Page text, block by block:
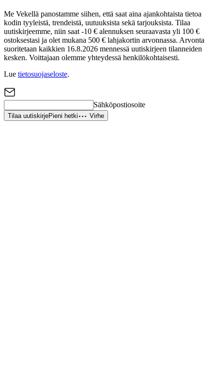
Me Vekellä panostamme siihen, että saat aina ajankohtaista tietoa
kodin tyyleistä, trendeistä, uutuuksista sekä tarjouksista. Tilaa
uutiskirjeemme, niin saat -10 € alennuksen seuraavasta yli 100 €
ostoksestasi ja olet mukana 500 € lahjakortin arvonnassa. Arvonta
suoritetaan kaikkien 16.8.2026 mennessä uutiskirjeen tilanneiden
kesken. Voittajaan olemme yhteydessä henkilökohtaisesti.
Lue tietosuojaseloste.
Sähköpostiosoite
Tilaa uutiskirjePieni hetki Virhe